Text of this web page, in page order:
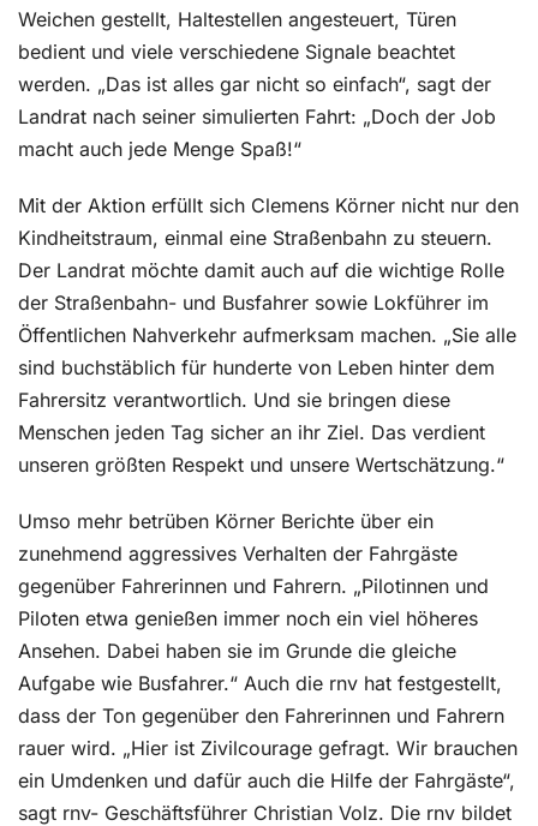
Weichen gestellt, Haltestellen angesteuert, Türen
bedient und viele verschiedene Signale beachtet
werden. „Das ist alles gar nicht so einfach“, sagt der
Landrat nach seiner simulierten Fahrt: „Doch der Job
macht auch jede Menge Spaß!“
Mit der Aktion erfüllt sich Clemens Körner nicht nur den
Kindheitstraum, einmal eine Straßenbahn zu steuern.
Der Landrat möchte damit auch auf die wichtige Rolle
der Straßenbahn- und Busfahrer sowie Lokführer im
Öffentlichen Nahverkehr aufmerksam machen. „Sie alle
sind buchstäblich für hunderte von Leben hinter dem
Fahrersitz verantwortlich. Und sie bringen diese
Menschen jeden Tag sicher an ihr Ziel. Das verdient
unseren größten Respekt und unsere Wertschätzung.“
Umso mehr betrüben Körner Berichte über ein
zunehmend aggressives Verhalten der Fahrgäste
gegenüber Fahrerinnen und Fahrern. „Pilotinnen und
Piloten etwa genießen immer noch ein viel höheres
Ansehen. Dabei haben sie im Grunde die gleiche
Aufgabe wie Busfahrer.“ Auch die rnv hat festgestellt,
dass der Ton gegenüber den Fahrerinnen und Fahrern
rauer wird. „Hier ist Zivilcourage gefragt. Wir brauchen
ein Umdenken und dafür auch die Hilfe der Fahrgäste“,
sagt rnv- Geschäftsführer Christian Volz. Die rnv bildet